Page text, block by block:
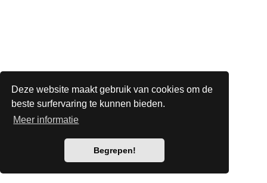
Deze website maakt gebruik van cookies om de
beste surfervaring te kunnen bieden.
Meer informatie
Begrepen!